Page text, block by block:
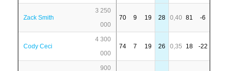
Zack Smith
3 250
000
70 9 19 28 0,40 81 -6
Cody Ceci
4 300
000
74 7 19 26 0,35 18 -22
900